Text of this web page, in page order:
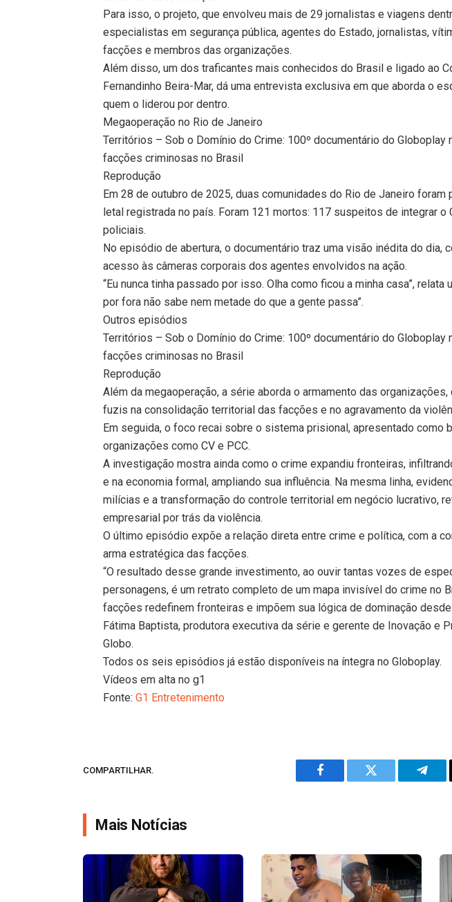
Para isso, o projeto, que envolveu mais de 29 jornalistas e viagens
especialistas em segurança pública, agentes do Estado, jornalistas,
facções e membros das organizações.
Além disso, um dos traficantes mais conhecidos do Brasil e ligado ao
Fernandinho Beira-Mar, dá uma entrevista exclusiva em que aborda o
quem o liderou por dentro.
Megaoperação no Rio de Janeiro
Territórios – Sob o Domínio do Crime: 100º documentário do Globoplay
facções criminosas no Brasil
Reprodução
Em 28 de outubro de 2025, duas comunidades do Rio de Janeiro foram
letal registrada no país. Foram 121 mortos: 117 suspeitos de integrar o
policiais.
No episódio de abertura, o documentário traz uma visão inédita do dia,
acesso às câmeras corporais dos agentes envolvidos na ação.
“Eu nunca tinha passado por isso. Olha como ficou a minha casa”, relata
por fora não sabe nem metade do que a gente passa”.
Outros episódios
Territórios – Sob o Domínio do Crime: 100º documentário do Globoplay
facções criminosas no Brasil
Reprodução
Além da megaoperação, a série aborda o armamento das
fuzis na consolidação territorial das facções e no agravamento da
Em seguida, o foco recai sobre o sistema prisional, apresentado como
organizações como CV e PCC.
A investigação mostra ainda como o crime expandiu fronteiras,
e na economia formal, ampliando sua influência. Na mesma linha,
milícias e a transformação do controle territorial em negócio lucrativo,
empresarial por trás da violência.
O último episódio expõe a relação direta entre crime e política, com a
arma estratégica das facções.
“O resultado desse grande investimento, ao ouvir tantas vozes de
personagens, é um retrato completo de um mapa invisível do crime no
facções redefinem fronteiras e impõem sua lógica de dominação
Fátima Baptista, produtora executiva da série e gerente de Inovação e
Globo.
Todos os seis episódios já estão disponíveis na íntegra no Globoplay.
Vídeos em alta no g1
Fonte:G1 Entretenimento
COMPARTILHAR.
Facebook Twitter
Mais Notícias